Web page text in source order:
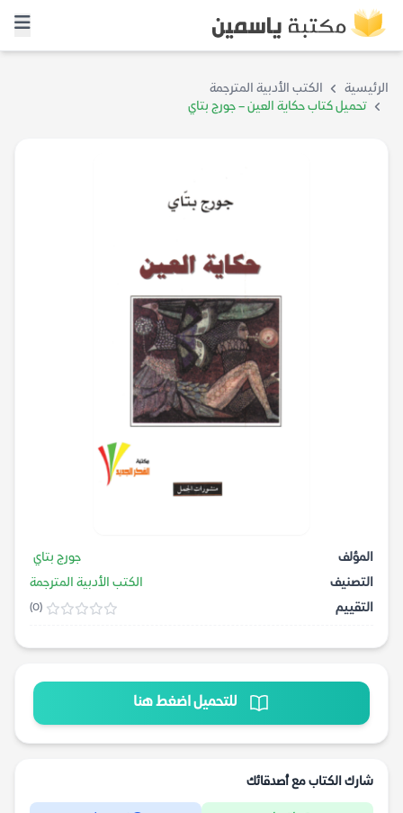
الرئيسية
الكتب الأدبية المترجمة
تحميل كتاب حكاية العين – جورج بتاي
المؤلف
جورج بتاي
التصنيف
الكتب الأدبية المترجمة
التقييم
(0)
للتحميل اضغط هنا
شارك الكتاب مع أصدقائك